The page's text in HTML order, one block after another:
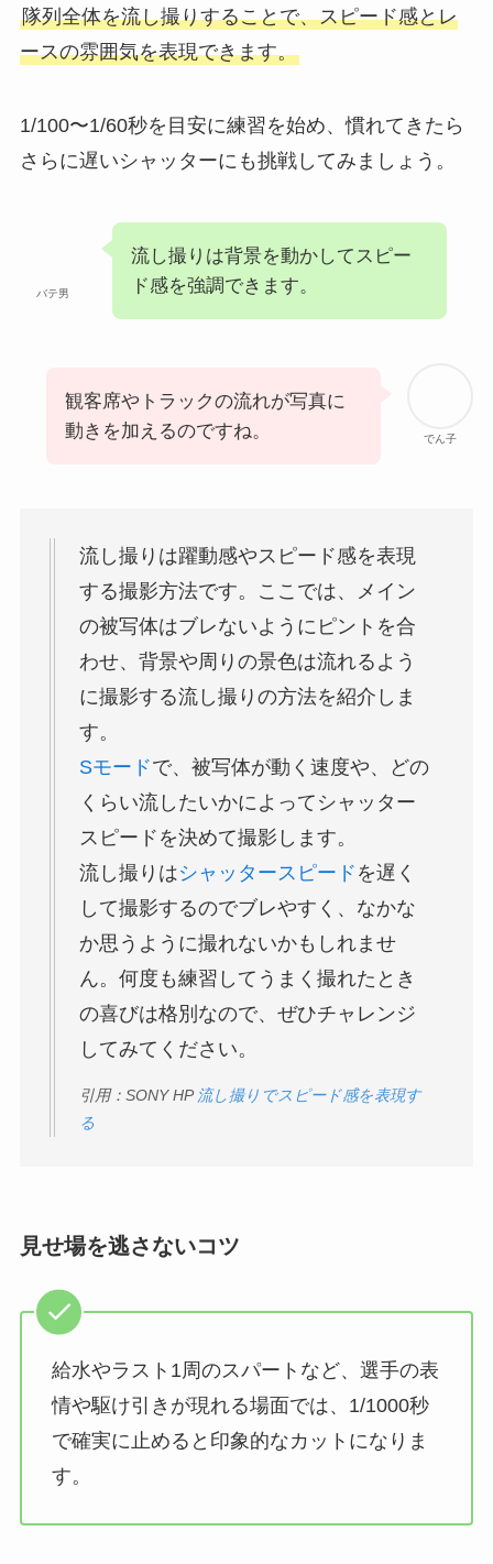
隊列全体を流し撮りすることで、スピード感とレ
ースの雰囲気を表現できます。
1/100〜1/60秒を目安に練習を始め、慣れてきたら
さらに遅いシャッターにも挑戦してみましょう。
バテ男
流し撮りは背景を動かしてスピー
ド感を強調できます。
でん子
観客席やトラックの流れが写真に
動きを加えるのですね。
流し撮りは躍動感やスピード感を表現
する撮影方法です。ここでは、メイン
の被写体はブレないようにピントを合
わせ、背景や周りの景色は流れるよう
に撮影する流し撮りの方法を紹介しま
す。
Sモードで、被写体が動く速度や、どの
くらい流したいかによってシャッター
スピードを決めて撮影します。
流し撮りはシャッタースピード を遅く
して撮影するのでブレやすく、なかな
か思うように撮れないかもしれませ
ん。何度も練習してうまく撮れたとき
の喜びは格別なので、ぜひチャレンジ
してみてください。
引用：SONY HP 流し撮りでスピード感を表現す
る
見せ場を逃さないコツ
給水やラスト1周のスパートなど、選手の表
情や駆け引きが現れる場面では、1/1000秒
で確実に止めると印象的なカットになりま
す。